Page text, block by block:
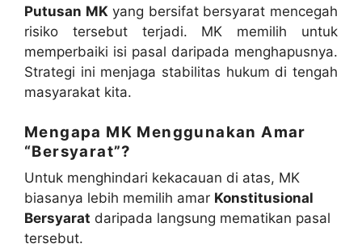
Putusan MK yang bersifat bersyarat mencegah
risiko tersebut terjadi. MK memilih untuk
memperbaiki isi pasal daripada menghapusnya.
Strategi ini menjaga stabilitas hukum di tengah
masyarakat kita.
Mengapa MK Menggunakan Amar
“Bersyarat”?
Untuk menghindari kekacauan di atas, MK
biasanya lebih memilih amar Konstitusional
Bersyarat daripada langsung mematikan pasal
tersebut.